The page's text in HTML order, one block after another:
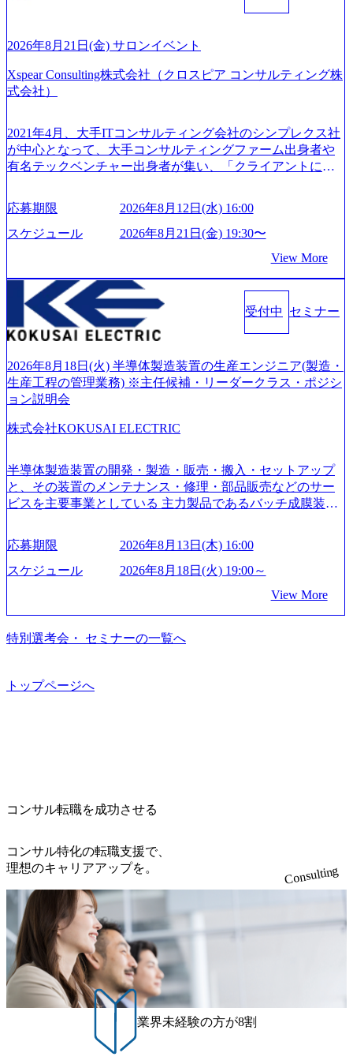
ティングファームやSIer、事業会社出身者など、多様な経歴
の社員が活躍している。 年間休日120日以上、完全週休2日
制、有給休暇初年度10日（消化率46.3%）、特別休暇5日な
ど、充実した休暇制度を整備している。 ​ 月平均残業時間は
リフレッシュ休暇など、社員同士の交流や健康をサポート
する取り組みが充実している。 2026年8月13日(木) 19:00～2
0:30予定 2026年8月7日(金) 16:00 コンサル業界の動向や業務
界セミナーを実施しています。 ●前回開催時のアンケート
ージのぼんやりしていた部分が明確になりました」「業界
の全体感や実際に働いていらっしゃる方の体感的なお話を
WNERSHIP当事者であろう みずから決めてみずから動く、
だわろう 今すぐ決める、すばやく動く、まず成果物をだす
回す、結果が出るまでやり抜く 2026年8月14日(金) 19:00〜2
0:00 (60分) 2026年8月7日(金) 16:00 本説明会は、選考の前段
です。評価の場ではないため、キャリアを検討中の段階の
方にもご参加いただけます。 連休中の平日夜という日程の
ため、在職中の方も有給を取得することなく、現職への配
慮なくご参加いただけます。帰省先からのオンライン参加
旅行事業の内容とビジネスモデル/今後の構想・事業展開/入
社後のキャリアパス ・質疑応答(20分) オンライン (Google M
eet) ・営業・マーケティングなど、ビジネスサイドでのキャ
リアを検討されている方 ・転職を具体的に決めてはいない
が、情報収集を進めたい段階の方 ・東京・大阪での勤務を
希望される方
2026年8月21日(金) サロンイベント
Xspear Consulting株式会社（クロスピア コンサルティング株
式会社）
2021年4月、大手ITコンサルティング会社のシンプレクス社
が中心となって、大手コンサルティングファーム出身者や
有名テックベンチャー出身者が集い、「クライアントにと
い」という想いの下で立ち上げた新鋭ファーム テクノロジ
ーがビジネスの成功に大きな影響力を持つDX時代におい
て、20年以上にわたってFintech業界を中心に最先端テクノ
つ、あらゆる業種・業界のクライアントの企業価値の最大
化を支援するために、戦略策定、組織改革、人材育成、業
務改善、実行支援などのコンサルティングサービスを一気
通貫で提供するのが特徴（いわゆる総合コンサルティング
ファーム） 社名の由来は”DXエリアにSpir（槍）を指して
ていく”という位置づけ 一昔前は金融が強い企業として認知
されていたが、現在金融の売上割合は全体の3割。現在はTo
C事業を始め、パブリック、製造業、通信、エンタメ、教
はあるが、社員の興味のある分野やスキルを活用したいな
着けたい方でも幅広に経験を積みたい方でも、キャリア形
成が柔軟に可能な環境である。 https://storage.googleapis.com/
our-vision-production.appspot.com/public/images/20240925204135
_93b1bff3-f71c-4bc9-8bd9-72a8a4826007_1200x554.webp https://
mages/20250502152751_46c65543-87ef-4e86-a85a-8649e1c532f9
_956x512.webp https://storage.googleapis.com/our-vision-producti
on.appspot.com/public/images/20250502152804_ba6aaa1a-9ffc-4f
m/our-vision-production.appspot.com/public/images/202505021528
ング会社で、NRI、NTTDATAと同じく世界のFinTech Ranki
開発、運用保守と言った全工程を行う「一気通貫体制」が
特長 ビジネスへの深い理解を持つコンサルタントが集うXs
報 (https://www.xspear.co.jp/member/)一部抜粋 - 伊勢山 昇吾氏:
広いプロジェクトに従事 - 鈴木健仁氏：新卒でベイカレン
トに入社し最年少ディレクターを経てXspearに参画 - 梶田
威人氏：BCG出身。金融業界における戦略策定、DX戦略立
案、人事組織テーマに強みを持ち、メディア・エンタメ業
界においてはDX戦略立案、NFT等の新規事業立案を得意と
する。 - 藏満 一馬氏：アクセンチュア出身。金融業界を中
心に、DX戦略策定、新規事業立案、組織変革、規制対応等
の幅広いプロジェクトを主導する。 - 天野 善仁氏：19卒Pw
C出身。Xspear最年少シニアマネージャー 社員インタビュー
ページ (https://www.xspear.co.jp/career/interviews/) 戦略だけの
コンサルは終わり──コンサル業界の風雲児に聞く。“これ
から”のコンサルの在り方 (https://www.businessinsider.jp/articl
e/20250205-simplex-xspear/) Xspear Consultingがえるぼし認定
応募期限
2026年8月12日(水) 16:00
スケジュール
2026年8月21日(金) 19:30〜
View More
受付中 セミナー
2026年8月18日(火) 半導体製造装置の生産エンジニア(製造・
生産工程の管理業務) ※主任候補・リーダークラス・ポジシ
ョン説明会
株式会社KOKUSAI ELECTRIC
半導体製造装置の開発・製造・販売・搬入・セットアップ
と、その装置のメンテナンス・修理・部品販売などのサー
ビスを主要事業としている 主力製品であるバッチ成膜装置
世界トップクラスのシェアを有している 技術と対話を通じ
て未来を創造し、社会課題の解決に貢献することを目指し
ている Mission:私たちの技術/私たちの対話 Vision:夢を未来
話 IoT社会の浸透、AIの加速等により半導体需要は世界中で
急伸長しており、それに伴い半導体製造装置の需要も伸長
中 https://storage.googleapis.com/our-vision-production.appspot.co
on-production.appspot.com/public/images/20260224131052_2abe7
cb8-329e-4a45-a8f5-73d9728b2cd7_1200x486.webp https://storag
アドバイザーによる自身のキャリア構築をめざす「キャリ
スタイム制度を実施しており、月単位の決められた労働時
間の範囲内で、出社・退社の時刻を社員の自己裁量に委
ね、ワークライフバランスを図りながら効率的に働くこと
ができる 【休日】 土日祝休みの完全週休2日制 2025年度の
年間休日は125日（GW8日、夏季9日、年末年始9日） 有給
休暇は年間24日（4月1日入社の場合）で、入社日に付与さ
れます。 年次有給休暇の残日数は、翌年度に繰り越すこと
ができます。 慶弔休暇は、事由により取得可能日数は異な
りますが、3～7日の連続休暇を取得できます。 リフレッシ
ュ休暇は、規程で定める勤続年数ごとに、連続5日のリフレ
ッシュ休暇を取得できます。 【育児や子の看護、介護など
の制度】 育児休暇： 対象：小学校1年修了時の3月31日まで
の子を育てるすべての従業員※期間：通算3年間 短時間勤
応募期限
2026年8月13日(木) 16:00
スケジュール
2026年8月18日(火) 19:00～
View More
特別選考会・ セミナーの一覧へ
トップページへ
コンサル転職を成功させる
コンサル特化の転職支援で、
理想のキャリアアップを。
Consulting
業界未経験の方が8割